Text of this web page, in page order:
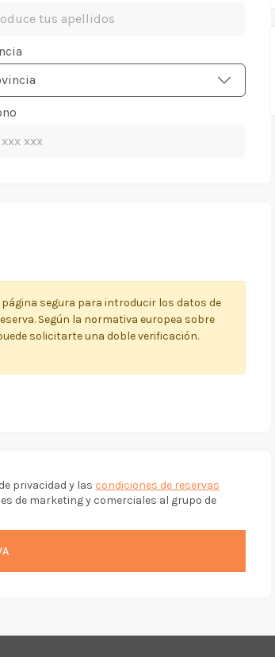
segura para introducir los datos de
Según la normativa europea sobre
solicitarte una doble verificación.
privacidad y las condiciones de reservas
de marketing y comerciales al grupo de